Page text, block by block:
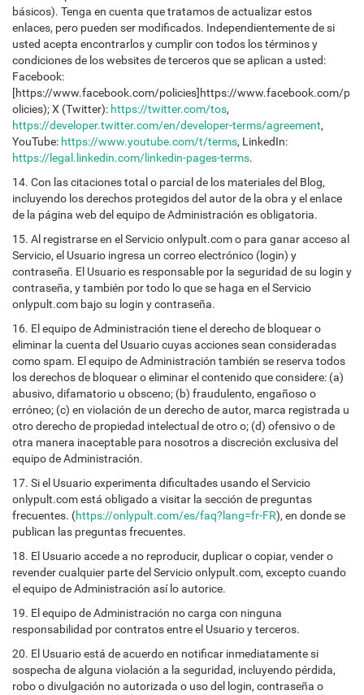
básicos). Tenga en cuenta que tratamos de actualizar estos
enlaces, pero pueden ser modificados. Independientemente de si
usted acepta encontrarlos y cumplir con todos los términos y
condiciones de los websites de terceros que se aplican a usted:
Facebook:
[https://www.facebook.com/policies]https://www.facebook.com/p
olicies); X (Twitter): https://twitter.com/tos,
https://developer.twitter.com/en/developer-terms/agreement,
YouTube: https://www.youtube.com/t/terms, LinkedIn:
https://legal.linkedin.com/linkedin-pages-terms.
14. Con las citaciones total o parcial de los materiales del Blog,
incluyendo los derechos protegidos del autor de la obra y el enlace
de la página web del equipo de Administración es obligatoria.
15. Al registrarse en el Servicio onlypult.com o para ganar acceso al
Servicio, el Usuario ingresa un correo electrónico (login) y
contraseña. El Usuario es responsable por la seguridad de su login y
contraseña, y también por todo lo que se haga en el Servicio
onlypult.com bajo su login y contraseña.
16. El equipo de Administración tiene el derecho de bloquear o
eliminar la cuenta del Usuario cuyas acciones sean consideradas
como spam. El equipo de Administración también se reserva todos
los derechos de bloquear o eliminar el contenido que considere: (a)
abusivo, difamatorio u obsceno; (b) fraudulento, engañoso o
erróneo; (c) en violación de un derecho de autor, marca registrada u
otro derecho de propiedad intelectual de otro o; (d) ofensivo o de
otra manera inaceptable para nosotros a discreción exclusiva del
equipo de Administración.
17. Si el Usuario experimenta dificultades usando el Servicio
onlypult.com está obligado a visitar la sección de preguntas
frecuentes. (https://onlypult.com/es/faq?lang=fr-FR), en donde se
publican las preguntas frecuentes.
18. El Usuario accede a no reproducir, duplicar o copiar, vender o
revender cualquier parte del Servicio onlypult.com, excepto cuando
el equipo de Administración así lo autorice.
19. El equipo de Administración no carga con ninguna
responsabilidad por contratos entre el Usuario y terceros.
20. El Usuario está de acuerdo en notificar inmediatamente si
sospecha de alguna violación a la seguridad, incluyendo pérdida,
robo o divulgación no autorizada o uso del login, contraseña o